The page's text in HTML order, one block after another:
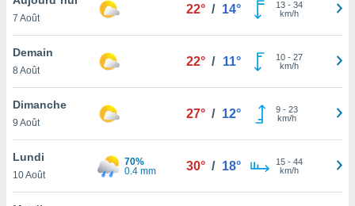
et
»,
au
vous
qu'ils
ou
7 Août
22° / 14° 13- 34
km/h
Demain
8 Août
22° / 11° 10- 27
km/h
Dimanche
9 Août
27° / 12° 9- 23
km/h
Lundi
10 Août
70%
0.4 mm
30° / 18° 15- 44
km/h